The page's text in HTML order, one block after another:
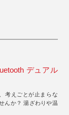
デュアル
考えごとが止まらな
んか？ 湯ざわりや温